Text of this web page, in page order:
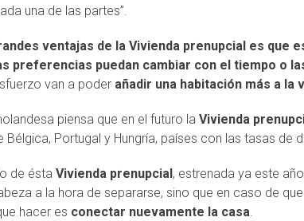
una de las partes”.
ventajas de la Vivienda prenupcial es que
preferencias puedan cambiar con el tiempo o
van a poder añadir una habitación más a la
piensa que en el futuro la Vivienda
Bélgica, Portugal y Hungría, países con las tasas de
de ésta Vivienda prenupcial, estrenada ya este
a la hora de separarse, sino que en caso de
hacer es conectar nuevamente la casa.